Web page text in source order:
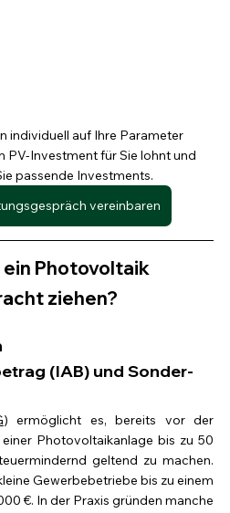
individuell auf Ihre Parameter
PV-Investment für Sie lohnt und
passende Investments.
vereinbaren
Photovoltaik
ziehen?
(IAB) und Sonder-
) ermöglicht es, bereits vor der
Photovoltaikanlage bis zu 50
geltend zu machen.
Gewerbebetriebe bis zu einem
€. In der Praxis gründen manche